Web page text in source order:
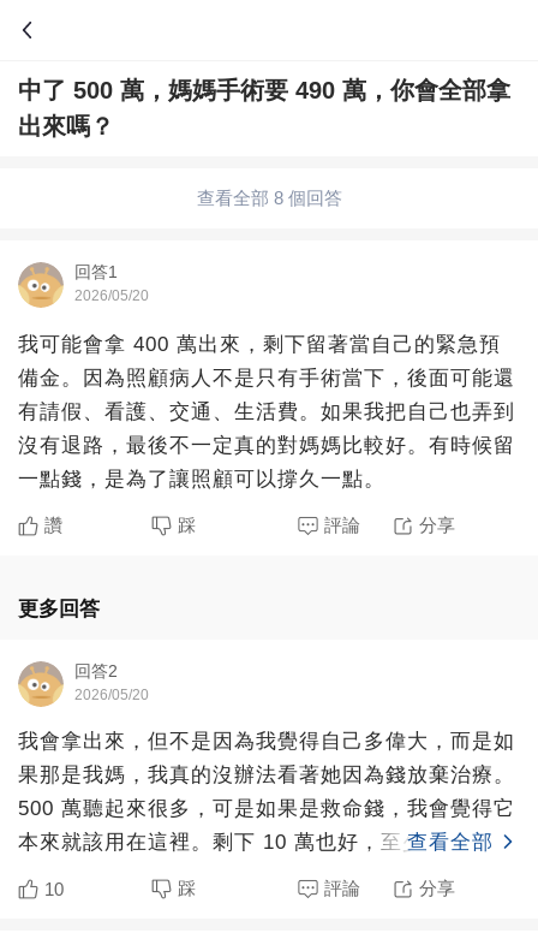
中了 500 萬，媽媽手術要 490 萬，你會全部拿
出來嗎？
查看全部 8 個回答
回答1
2026/05/20
我可能會拿 400 萬出來，剩下留著當自己的緊急預
備金。因為照顧病人不是只有手術當下，後面可能還
有請假、看護、交通、生活費。如果我把自己也弄到
沒有退路，最後不一定真的對媽媽比較好。有時候留
一點錢，是為了讓照顧可以撐久一點。
讚 踩 評論 分享
更多回答
回答2
2026/05/20
我會拿出來，但不是因為我覺得自己多偉大，而是如
果那是我媽，我真的沒辦法看著她因為錢放棄治療。
500 萬聽起來很多，可是如果是救命錢，我會覺得它
本來就該用在這裡。剩下 10 萬也好，至少我不會一
輩子後悔
查看全部
10 踩 評論 分享
問答